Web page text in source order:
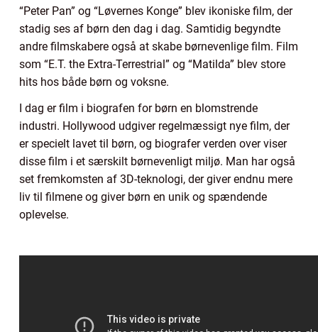
“Peter Pan” og “Løvernes Konge” blev ikoniske film, der
stadig ses af børn den dag i dag. Samtidig begyndte
andre filmskabere også at skabe børnevenlige film. Film
som “E.T. the Extra-Terrestrial” og “Matilda” blev store
hits hos både børn og voksne.
I dag er film i biografen for børn en blomstrende
industri. Hollywood udgiver regelmæssigt nye film, der
er specielt lavet til børn, og biografer verden over viser
disse film i et særskilt børnevenligt miljø. Man har også
set fremkomsten af 3D-teknologi, der giver endnu mere
liv til filmene og giver børn en unik og spændende
oplevelse.